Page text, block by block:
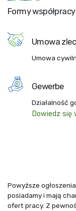
Formy współpracy
Umowa
Umowa
Gewerbe
Działalność
Dowiedz się
Powyższe
posiadamy i mają
ofert pracy. Z